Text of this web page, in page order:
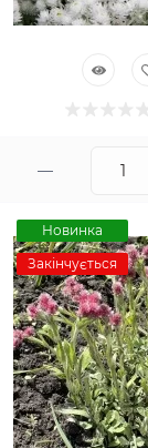
Новинка
Закінчується